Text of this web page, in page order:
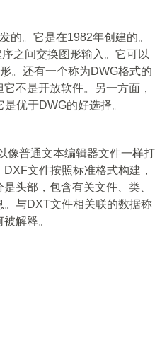
的。它是在1982年创建的。
之间交换图形输入。它可以
。还有一个称为DWG格式的
不是开放软件。另一方面，
优于DWG的好选择。
像普通文本编辑器文件一样打
文件按照标准格式构建，
头部，包含有关文件、类、
与DXT文件相关联的数据称
解释。